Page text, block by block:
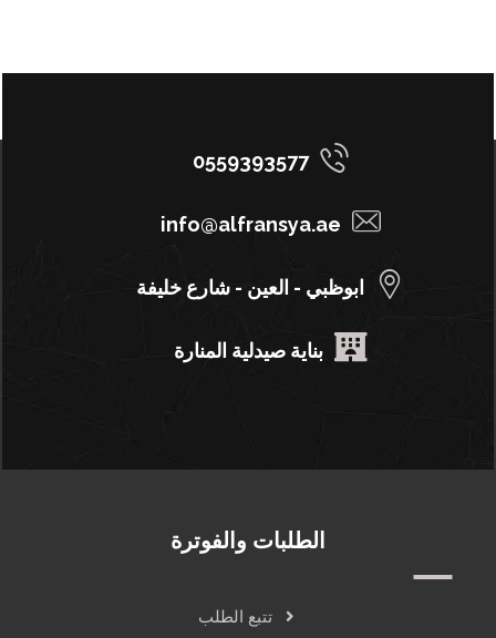
0559393577
info@alfransya.ae
ابوظبي - العين - شارع خليفة
بناية صيدلية المنارة
الطلبات والفوترة
تتبع الطلب